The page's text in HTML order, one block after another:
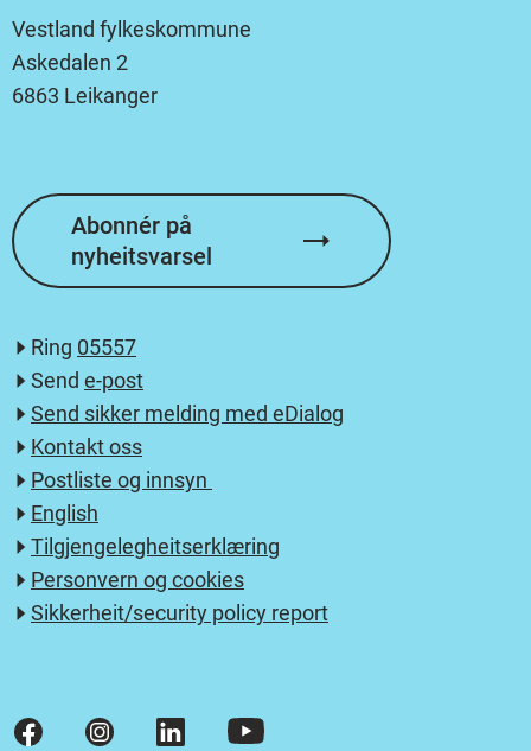
Vestland fylkeskommune
Askedalen 2
6863 Leikanger
Abonnér på
nyheitsvarsel
Ring 05557
Send e-post
Send sikker melding med eDialog
Kontakt oss
Postliste og innsyn
English
Tilgjengelegheitserklæring
Personvern og cookies
Sikkerheit/security policy report